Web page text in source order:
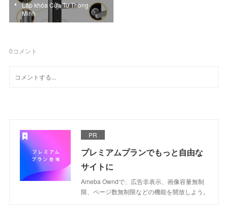
Lắp khóa Cửa Từ Thong
Minh
0コメント
PR
プレミアムプランでもっと自由な
サイトに
Ameba Owndで、広告非表示、画像容量無制
限、ページ数無制限などの機能を開放しよう。